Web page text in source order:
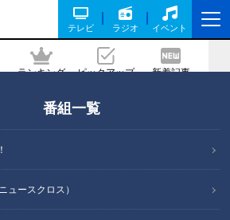
テレビ ラジオ イベント
ランキング ピックアップ 新着記事
番組一覧
ュースクロス）
キユーピー３分クッキン
記事に戻る